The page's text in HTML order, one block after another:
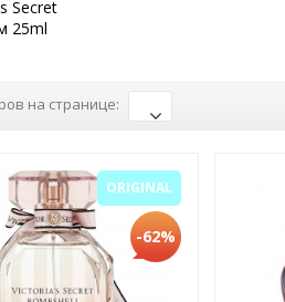
Secret
25ml
на странице:
ORIGINAL
-62%